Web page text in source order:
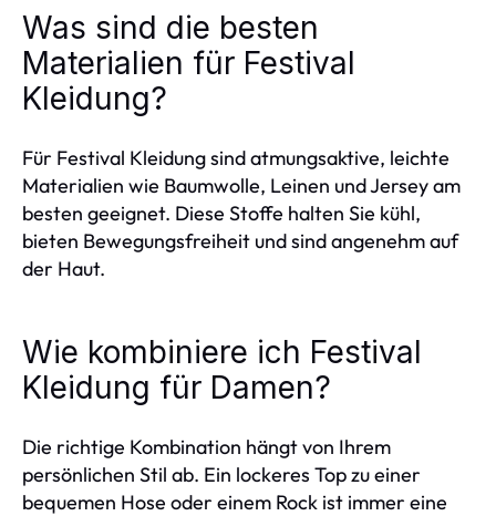
Was sind die besten
Materialien für Festival
Kleidung?
Für Festival Kleidung sind atmungsaktive, leichte
Materialien wie Baumwolle, Leinen und Jersey am
besten geeignet. Diese Stoffe halten Sie kühl,
bieten Bewegungsfreiheit und sind angenehm auf
der Haut.
Wie kombiniere ich Festival
Kleidung für Damen?
Die richtige Kombination hängt von Ihrem
persönlichen Stil ab. Ein lockeres Top zu einer
bequemen Hose oder einem Rock ist immer eine